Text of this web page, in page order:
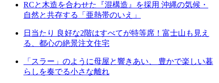
RCと木造を合わせた『混構造』を採用 沖縄の気候・
自然と共存する「亜熱帯のいえ」
日当たり 良好な2階はすべてが特等席！富士山も見え
る、都心の絶景注文住宅
「スラー」のように母屋と響きあい、 豊かで楽しい暮
らしを奏でる小さな離れ